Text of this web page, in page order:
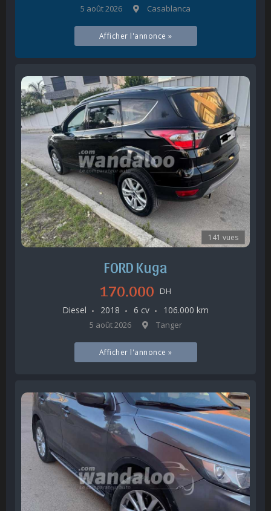
5 août 2026 Casablanca
Afficher l'annonce »
141 vues
FORD Kuga
170.000 DH
Diesel 2018 6 cv 106.000 km
5 août 2026 Tanger
Afficher l'annonce »